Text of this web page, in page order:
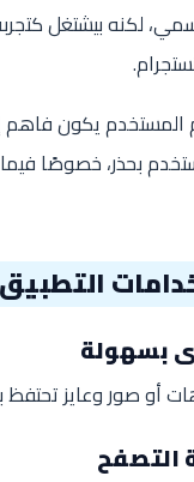
لكنه بيشتغل
يكون فاهم
بحذر، خصوصًا فيما
التطبيق
بسهولة
أو صور وعايز تحتفظ
التصفح